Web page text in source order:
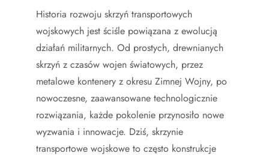
Historia rozwoju skrzyń transportowych
wojskowych jest ściśle powiązana z ewolucją
działań militarnych. Od prostych, drewnianych
skrzyń z czasów wojen światowych, przez
metalowe kontenery z okresu Zimnej Wojny, po
nowoczesne, zaawansowane technologicznie
rozwiązania, każde pokolenie przynosiło nowe
wyzwania i innowacje. Dziś, skrzynie
transportowe wojskowe to często konstrukcje